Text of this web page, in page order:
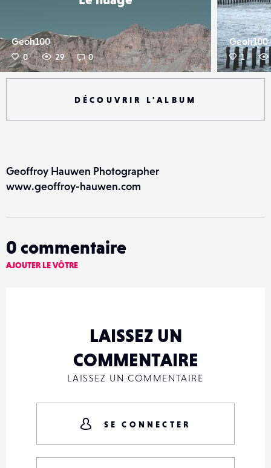
Geoh100
0 29 0
Geoh100
1
DÉCOUVRIR L'ALBUM
Geoffroy Hauwen Photographer
www.geoffroy-hauwen.com
0 commentaire
AJOUTER LE VÔTRE
LAISSEZ UN
COMMENTAIRE
LAISSEZ UN COMMENTAIRE
SE CONNECTER